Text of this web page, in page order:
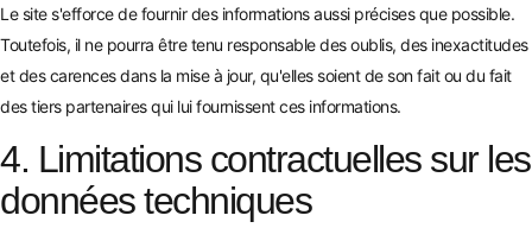
Le site s'efforce de fournir des informations aussi précises que possible.
Toutefois, il ne pourra être tenu responsable des oublis, des inexactitudes
et des carences dans la mise à jour, qu'elles soient de son fait ou du fait
des tiers partenaires qui lui fournissent ces informations.
4. Limitations contractuelles sur les
données techniques